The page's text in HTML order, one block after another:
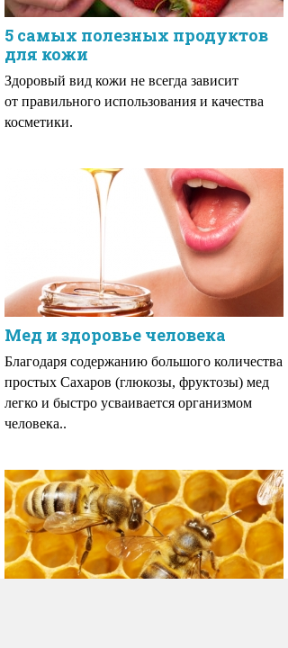
5 самых полезных продуктов
для кожи
Здоровый вид кожи не всегда зависит
от правильного использования и качества
косметики.
Мед и здоровье человека
Благодаря содержанию большого количества
простых Сахаров (глюкозы, фруктозы) мед
легко и быстро усваивается организмом
человека..